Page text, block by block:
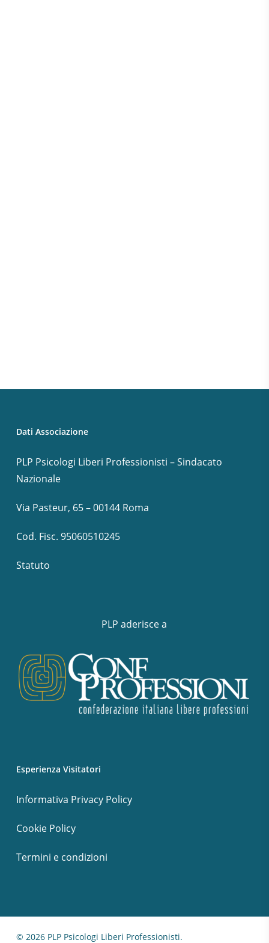
Dati Associazione
PLP Psicologi Liberi Professionisti – Sindacato
Nazionale
Via Pasteur, 65 – 00144 Roma
Cod. Fisc. 95060510245
Statuto
PLP aderisce a
Esperienza Visitatori
Informativa Privacy Policy
Cookie Policy
Termini e condizioni
© 2026 PLP Psicologi Liberi Professionisti.